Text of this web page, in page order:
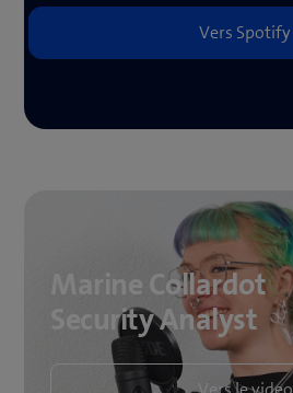
Marine Collardot
Security Analyst